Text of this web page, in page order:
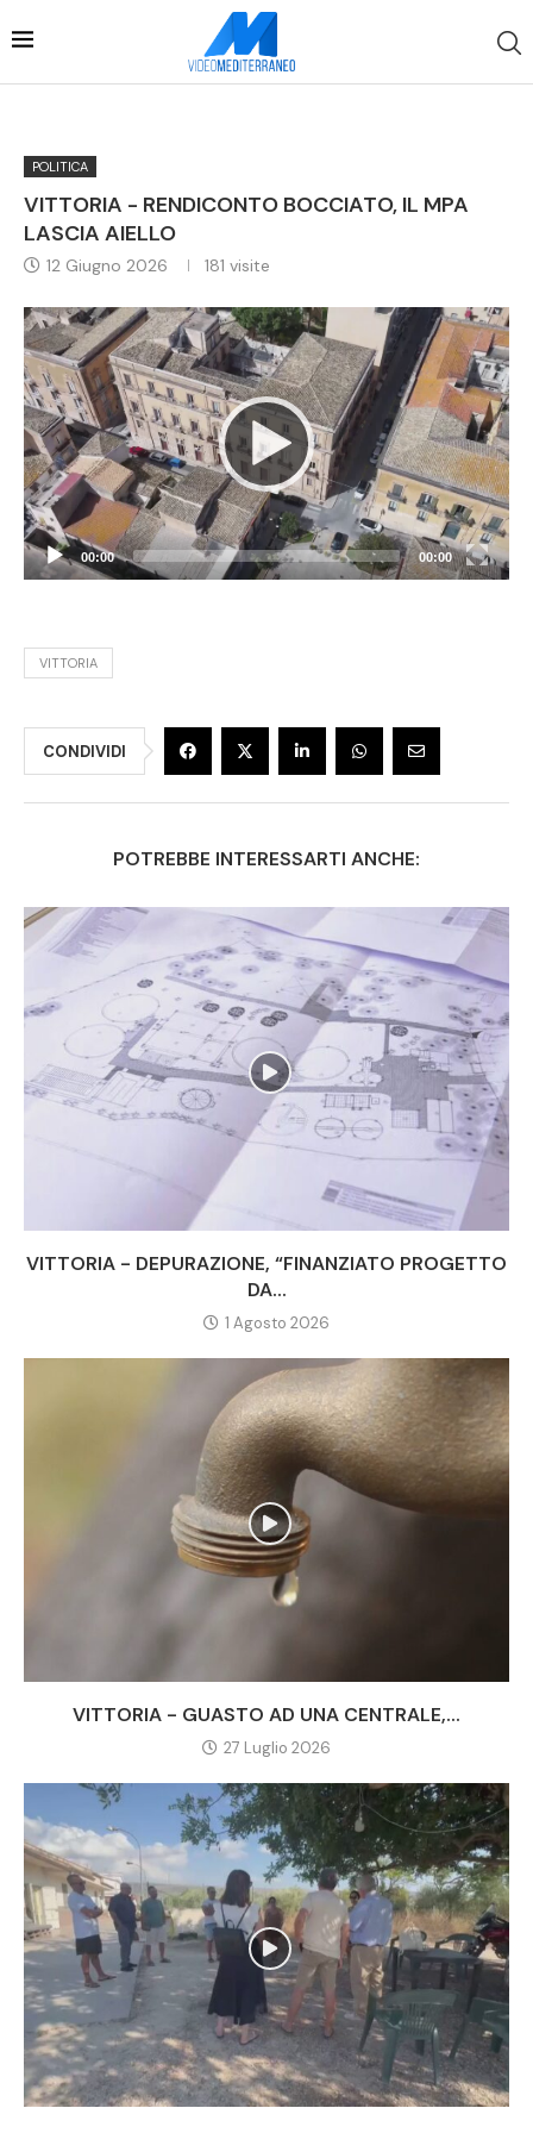
POLITICA
VITTORIA - RENDICONTO BOCCIATO, IL MPA
LASCIA AIELLO
12 Giugno 2026 181 visite
Video
Player
00:00 00:00
VITTORIA
CONDIVIDI
POTREBBE INTERESSARTI ANCHE:
VITTORIA - DEPURAZIONE, “FINANZIATO PROGETTO
DA...
1 Agosto 2026
VITTORIA - GUASTO AD UNA CENTRALE,...
27 Luglio 2026